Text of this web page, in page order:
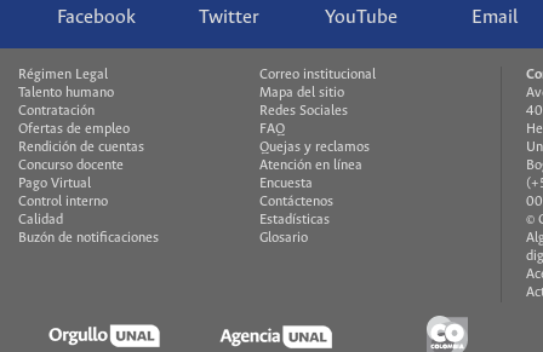
Facebook Twitter YouTube Email
Régimen Legal
Talento humano
Contratación
Ofertas de empleo
Rendición de cuentas
Concurso docente
Pago Virtual
Control interno
Calidad
Buzón de notificaciones
Correo institucional
Mapa del sitio
Redes Sociales
FAQ
Quejas y reclamos
Atención en línea
Encuesta
Contáctenos
Estadísticas
Glosario
©